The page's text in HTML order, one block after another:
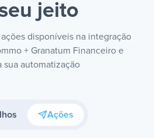
jeito
disponíveis na integração
+ Granatum Financeiro e
sua automatização
Ações